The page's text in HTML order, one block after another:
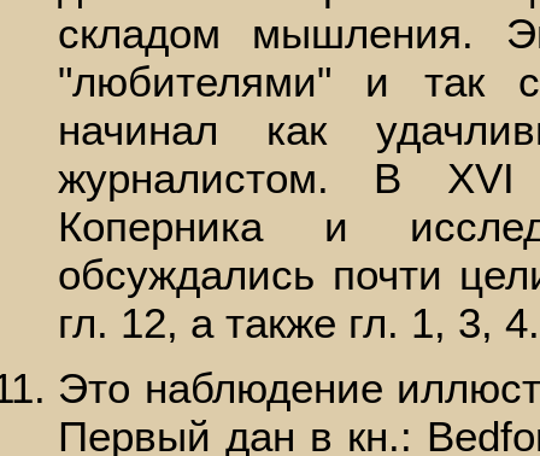
складом мышления.
"любителями" и так
начинал как
журналистом. В XVI
Коперника и
обсуждались почти
гл. 12, а также гл. 1, 3, 4.
Это наблюдение
Первый дан в кн.: